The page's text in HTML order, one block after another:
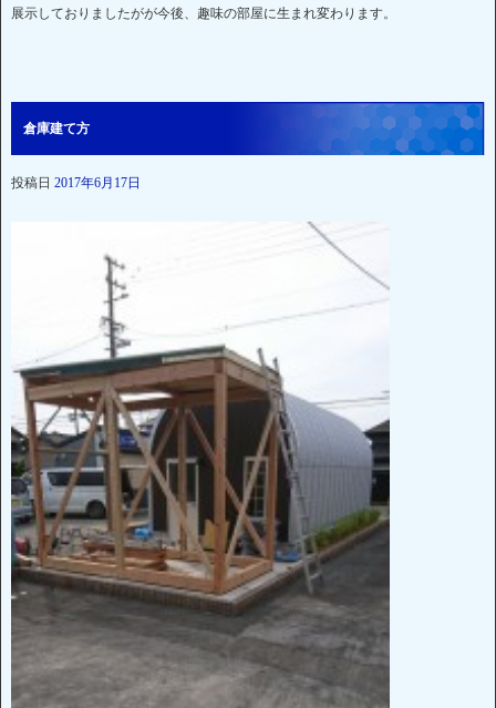
展示しておりましたがが今後、趣味の部屋に生まれ変わります。
倉庫建て方
投稿日 2017年6月17日